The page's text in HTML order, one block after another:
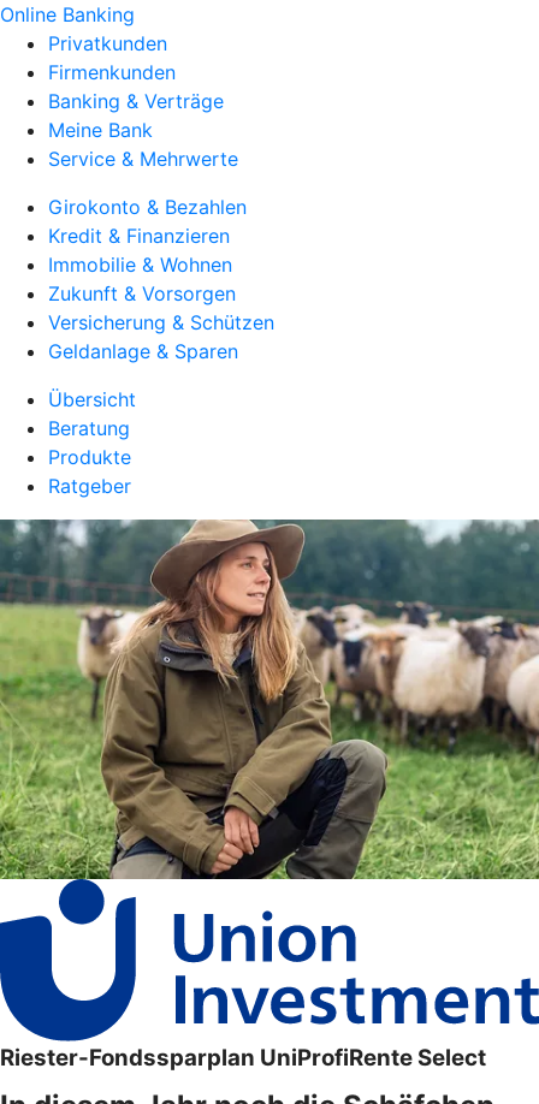
Online Banking
Privatkunden
Firmenkunden
Banking & Verträge
Meine Bank
Service & Mehrwerte
Girokonto & Bezahlen
Kredit & Finanzieren
Immobilie & Wohnen
Zukunft & Vorsorgen
Versicherung & Schützen
Geldanlage & Sparen
Übersicht
Beratung
Produkte
Ratgeber
Riester-Fondssparplan UniProfiRente Select